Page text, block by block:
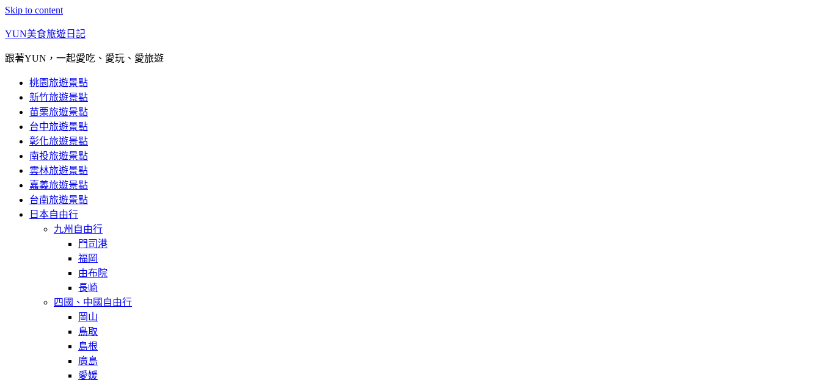
Skip to content
YUN美食旅遊日記
跟著YUN，一起愛吃、愛玩、愛旅遊
桃園旅遊景點
新竹旅遊景點
苗栗旅遊景點
台中旅遊景點
彰化旅遊景點
南投旅遊景點
雲林旅遊景點
嘉義旅遊景點
台南旅遊景點
日本自由行
九州自由行
門司港
福岡
由布院
長崎
四國、中國自由行
岡山
鳥取
島根
廣島
愛媛